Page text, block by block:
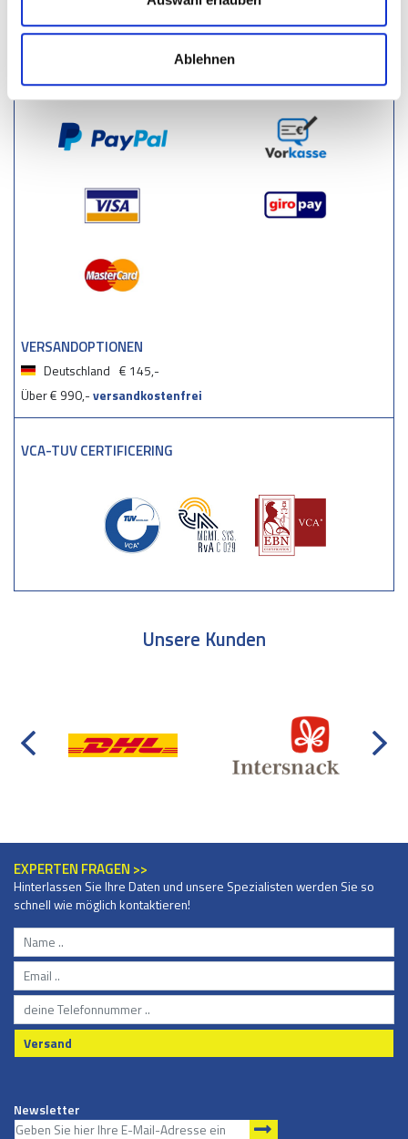
Ablehnen
Stoßkante & Stoßleiste
ZAHLUNGSMÖGLICHKEITEN
VERSANDOPTIONEN
Deutschland € 145,-
Über € 990,-versandkostenfrei
VCA-TUV CERTIFICERING
Unsere Kunden
EXPERTEN FRAGEN >>
Hinterlassen Sie Ihre Daten und unsere Spezialisten werden Sie so
schnell wie möglich kontaktieren!
Versand
Newsletter